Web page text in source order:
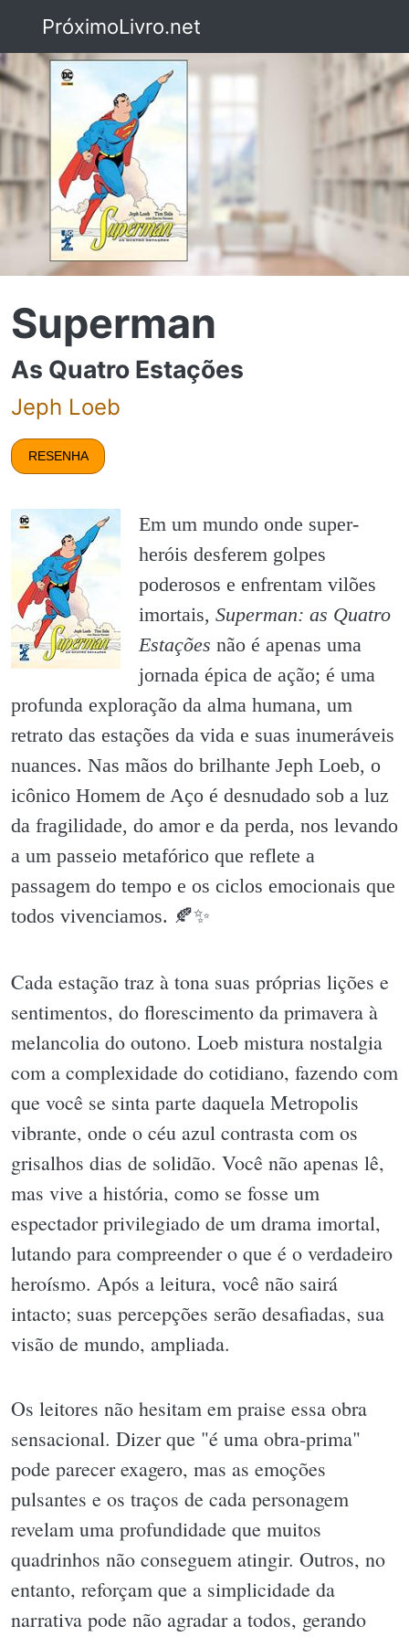
PróximoLivro.net
Superman
As Quatro Estações
Jeph Loeb
RESENHA
Em um mundo onde super-
heróis desferem golpes
poderosos e enfrentam vilões
imortais, Superman: as Quatro
Estações não é apenas uma
jornada épica de ação; é uma
profunda exploração da alma humana, um
retrato das estações da vida e suas inumeráveis
nuances. Nas mãos do brilhante Jeph Loeb, o
icônico Homem de Aço é desnudado sob a luz
da fragilidade, do amor e da perda, nos levando
a um passeio metafórico que reflete a
passagem do tempo e os ciclos emocionais que
todos vivenciamos. 🍂✨️
Cada estação traz à tona suas próprias lições e
sentimentos, do florescimento da primavera à
melancolia do outono. Loeb mistura nostalgia
com a complexidade do cotidiano, fazendo com
que você se sinta parte daquela Metropolis
vibrante, onde o céu azul contrasta com os
grisalhos dias de solidão. Você não apenas lê,
mas vive a história, como se fosse um
espectador privilegiado de um drama imortal,
lutando para compreender o que é o verdadeiro
heroísmo. Após a leitura, você não sairá
intacto; suas percepções serão desafiadas, sua
visão de mundo, ampliada.
Os leitores não hesitam em praise essa obra
sensacional. Dizer que "é uma obra-prima"
pode parecer exagero, mas as emoções
pulsantes e os traços de cada personagem
revelam uma profundidade que muitos
quadrinhos não conseguem atingir. Outros, no
entanto, reforçam que a simplicidade da
narrativa pode não agradar a todos, gerando